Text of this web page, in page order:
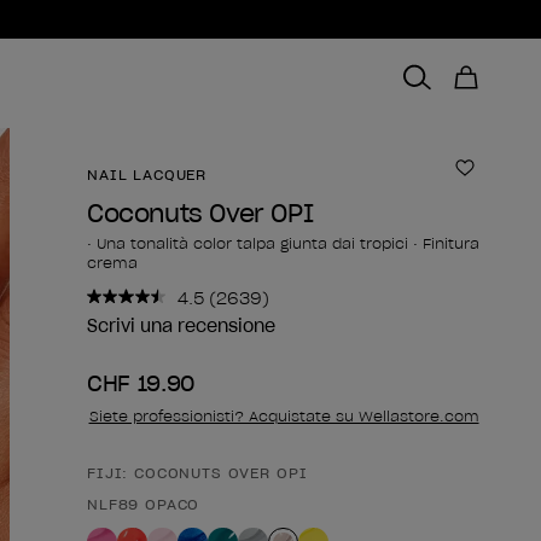
NAIL LACQUER
Coconuts Over OPI
• Una tonalità color talpa giunta dai tropici • Finitura
crema
4.5 Leggi
2639
pagina.
(2639)
Scrivi una recensione
CHF 19.90
Siete professionisti? Acquistate su Wellastore.com
Forma del prodotto
FIJI: COCONUTS OVER OPI
NLF89 OPACO